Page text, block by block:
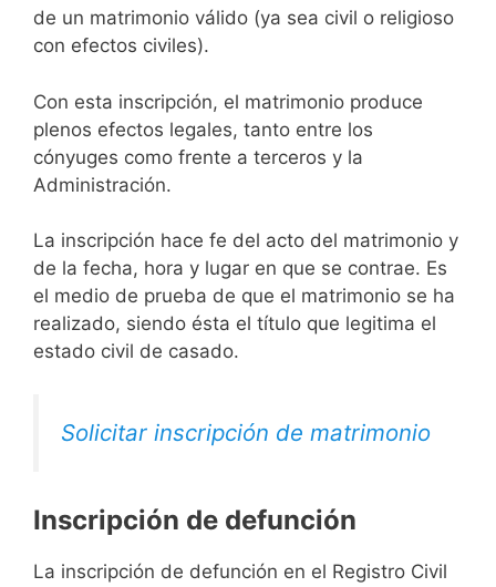
de un matrimonio válido (ya sea civil o religioso
con efectos civiles).
Con esta inscripción, el matrimonio produce
plenos efectos legales, tanto entre los
cónyuges como frente a terceros y la
Administración.
La inscripción hace fe del acto del matrimonio y
de la fecha, hora y lugar en que se contrae. Es
el medio de prueba de que el matrimonio se ha
realizado, siendo ésta el título que legitima el
estado civil de casado.
Solicitar inscripción de matrimonio
Inscripción de defunción
La inscripción de defunción en el Registro Civil